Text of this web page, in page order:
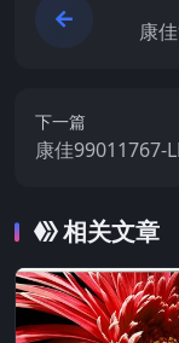
康
下一篇
康佳99011767-
相关文章